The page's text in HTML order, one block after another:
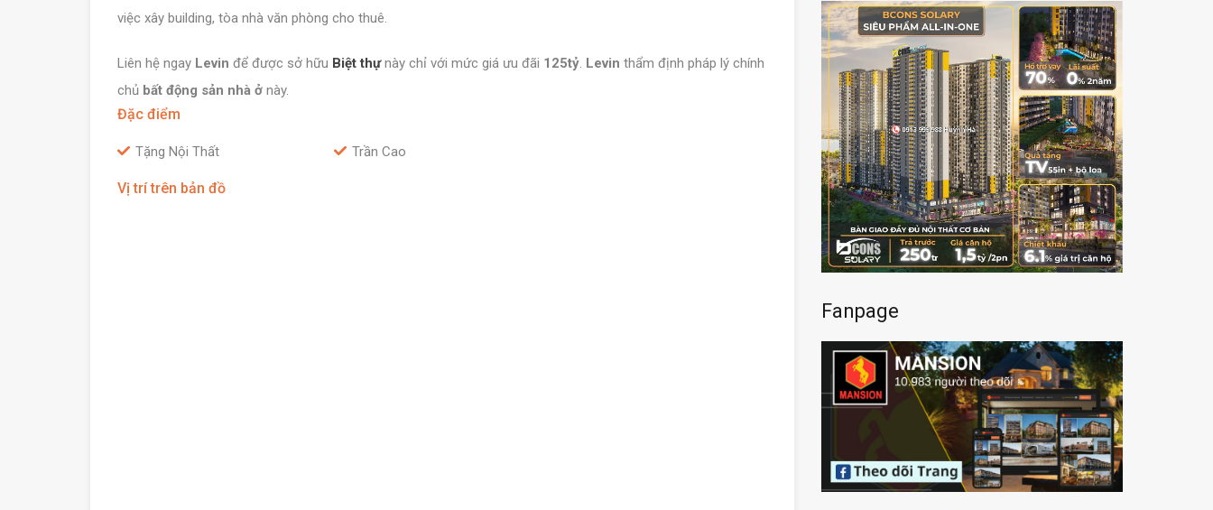
việc xây building, tòa nhà văn phòng cho thuê.
Liên hệ ngay Levin để được sở hữu Biệt thựnày chỉ với mức giá ưu đãi 125tỷ. Levin thẩm định pháp lý chính
chủ bất động sản nhà ở này.
Đặc điểm
Tặng Nội Thất Trần Cao
Vị trí trên bản đồ
Fanpage